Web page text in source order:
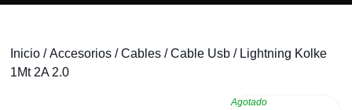
Inicio /Accesorios /Cables / Cable Usb / Lightning Kolke
1Mt 2A 2.0
Agotado